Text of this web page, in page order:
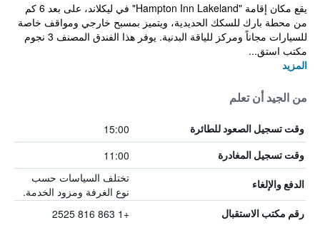
يقع مكان إقامة "Hampton Inn Lakeland" في ليكلاند، على بعد 6 كم
من محطة بارك للسكك الحديدية، ويتميز بمسبح خارجي ومواقف خاصة
للسيارات مجاناً ومركز للياقة البدنية. يوفر هذا الفندق المصنف 3 نجوم
مكتب استق...
المزيد
من الجيد أن تعلم
وقت تسجيل الصعود للطائرة 15:00
وقت تسجيل المغادرة 11:00
الدفع والإلغاء
تختلف السياسات حسب
نوع الغرفة ومزود الخدمة.
رقم مكتب الاستقبال +1 863 816 2525